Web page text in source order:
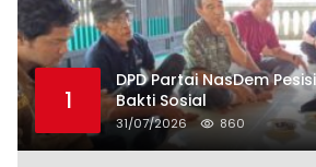
1
DPD Partai NasDem
Bakti Sosial
31/07/2026 860